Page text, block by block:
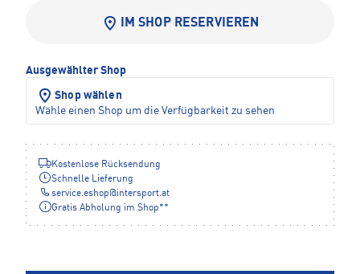
IM SHOP RESERVIEREN
Ausgewählter Shop
Shop wählen
Wähle einen Shop um die Verfügbarkeit zu sehen
Kostenlose Rücksendung
Schnelle Lieferung
service.eshop@ intersport.at
Gratis Abholung im Shop**